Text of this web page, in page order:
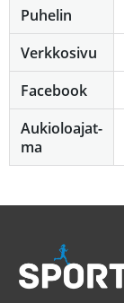
Puhelin
Verkkosivu
Facebook
Aukioloajat-
ma